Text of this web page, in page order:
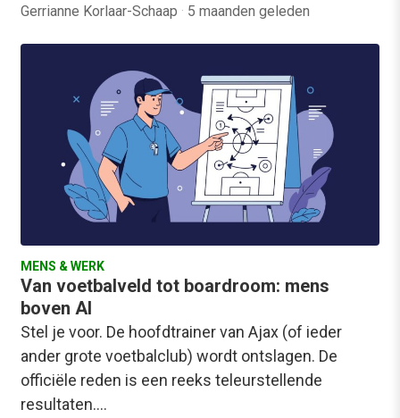
Gerrianne Korlaar-Schaap · 5 maanden geleden
MENS & WERK
Van voetbalveld tot boardroom: mens
boven AI
Stel je voor. De hoofdtrainer van Ajax (of ieder
ander grote voetbalclub) wordt ontslagen. De
officiële reden is een reeks teleurstellende
resultaten.…